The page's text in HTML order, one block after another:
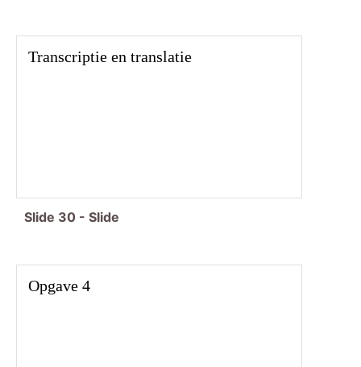
Transcriptie en translatie
Slide 30 - Slide
Opgave 4